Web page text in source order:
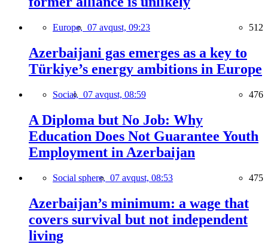
Europe, 07 avqust, 09:23 512
Azerbaijani gas emerges as a key to
Türkiye’s energy ambitions in Europe
Social, 07 avqust, 08:59 476
A Diploma but No Job: Why
Education Does Not Guarantee Youth
Employment in Azerbaijan
Social sphere, 07 avqust, 08:53 475
Azerbaijan’s minimum: a wage that
covers survival but not independent
living